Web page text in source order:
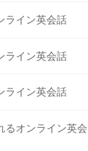
ライン英会話
ライン英会話
ライン英会話
るオンライン英会